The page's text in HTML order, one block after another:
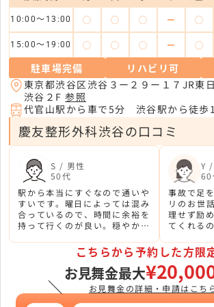
10:00〜13:00 ◯ ◯ ◯ ー ◯
15:00〜19:00 ◯ ◯ ◯ ー ◯
駐車場完備 リハビリ可
東京都渋谷区渋谷３ー２９ー１７JR東
渋谷２F参照
代官山駅から車で5分 渋谷駅から徒歩
慶友整形外科渋谷の口コミ
S / 男性
50代
駅から本当にすぐなので通いや
すいです。曜日によっては混み
合っているので、時間に余裕を
持って行くのが良い。穏やかな
果も感じられます。
Y
60
事故で足
リのお世
理せず励
てくれる
たちはい
す。
＼
こちらから予約した方限
お見舞金最大
お見舞金の詳細・申請はこち